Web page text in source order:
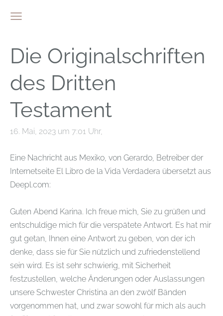
Die Originalschriften
des Dritten
Testament
16. Mai, 2023 um 7:01 Uhr,
Eine Nachricht aus Mexiko, von Gerardo, Betreiber der
Internetseite El Libro de la Vida Verdadera übersetzt aus
Deepl.com:
Guten Abend Karina. Ich freue mich, Sie zu grüßen und
entschuldige mich für die verspätete Antwort. Es hat mir
gut getan, Ihnen eine Antwort zu geben, von der ich
denke, dass sie für Sie nützlich und zufriedenstellend
sein wird. Es ist sehr schwierig, mit Sicherheit
festzustellen, welche Änderungen oder Auslassungen
unsere Schwester Christina an den zwölf Bänden
vorgenommen hat, und zwar sowohl für mich als auch